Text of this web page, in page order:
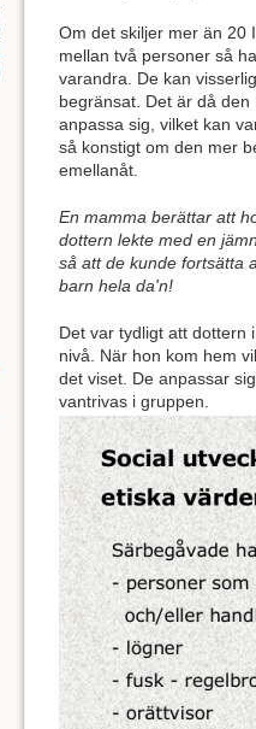
Om det skiljer mer än 20
mellan två personer så
varandra. De kan
begränsat. Det är då
anpassa sig, vilket kan
så konstigt om den mer
emellanåt.
En mamma berättar att
dottern lekte med en
så att de kunde fortsätta
barn hela da'n!
Det var tydligt att dottern
nivå. När hon kom hem
det viset. De anpassar
vantrivas i gruppen.